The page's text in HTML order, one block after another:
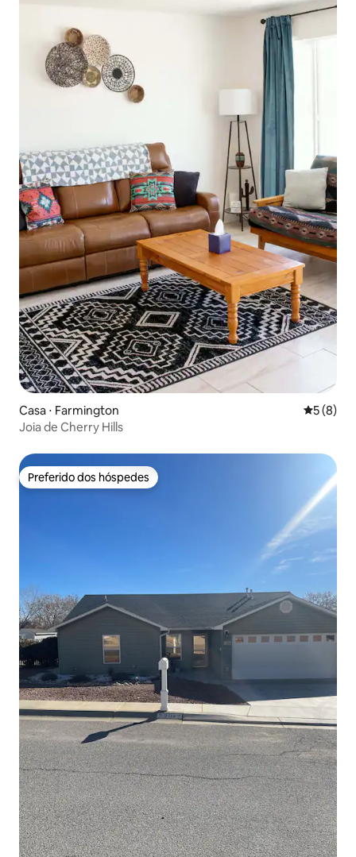
Casa ⋅ Farmington 5 de
5 (8)
Joia de Cherry Hills
Preferido dos hóspedes
Preferido dos hóspedes